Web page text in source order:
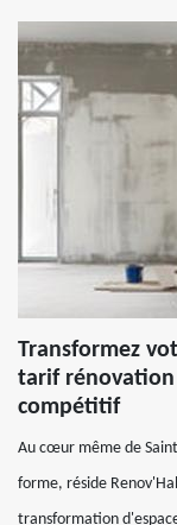
Transformez
tarif
compétitif
Au cœur même de
forme, réside
transformation